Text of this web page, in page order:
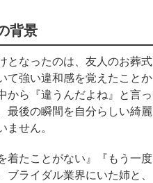
背景
となったのは、友人のお葬
て強い違和感を覚えたこと
から『違うんだよね』と言
最後の瞬間を自分らしい綺
ません。
着たことがない』『もう一
ブライダル業界にいた姉と